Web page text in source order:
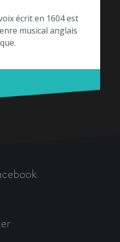
écrit en 1604 est
musical anglais